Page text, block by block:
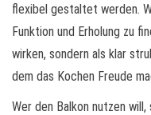
flexibel gestaltet werden.
Funktion und Erholung zu
wirken, sondern als klar
dem das Kochen Freude
Wer den Balkon nutzen